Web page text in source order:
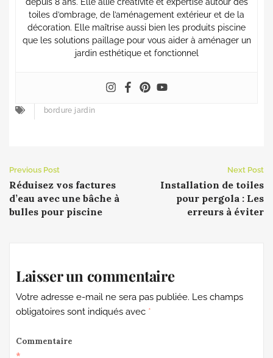
toiles d’ombrage, de l’aménagement extérieur et de la
décoration. Elle maîtrise aussi bien les produits piscine
que les solutions paillage pour vous aider à aménager un
jardin esthétique et fonctionnel
bordure jardin
Previous Post
Réduisez vos factures
d’eau avec une bâche à
bulles pour piscine
Next Post
Installation de toiles
pour pergola : Les
erreurs à éviter
Laisser un commentaire
Votre adresse e-mail ne sera pas publiée. Les champs
obligatoires sont indiqués avec *
Commentaire
*